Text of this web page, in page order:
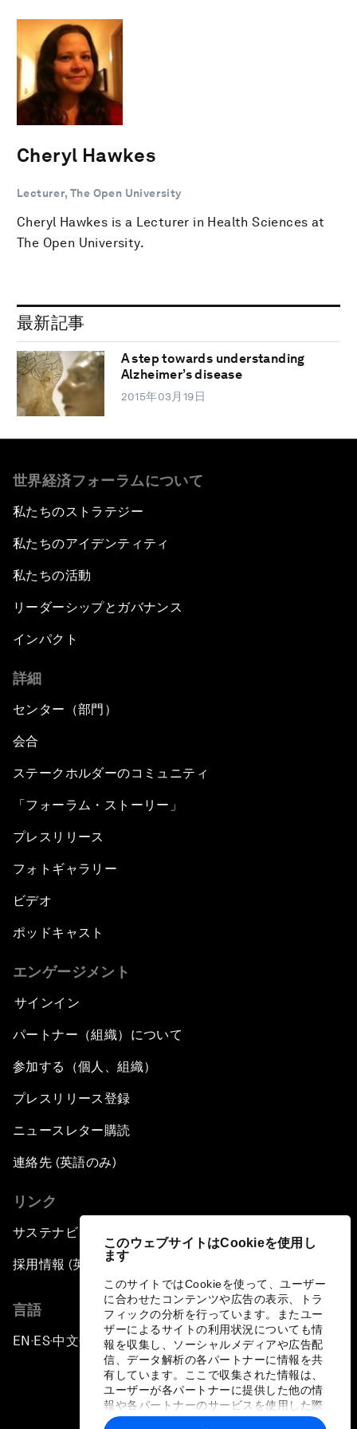
このウェブサイトはCookieを使用し
ます
このサイトではCookieを使って、ユーザー
に合わせたコンテンツや広告の表示、トラ
フィックの分析を行っています。またユー
ザーによるサイトの利用状況についても情
報を収集し、ソーシャルメディアや広告配
信、データ解析の各パートナーに情報を共
有しています。ここで収集された情報は、
ユーザーが各パートナーに提供した他の情
報や各パートナーのサービスを使用した際
に収集された情報と組み合わされ、各パー
Cheryl Hawkes
Lecturer, The Open University
Cheryl Hawkes is a Lecturer in Health Sciences at
The Open University.
最新記事
A step towards understanding
Alzheimer’s disease
2015年03月19日
世界経済フォーラムについて
私たちのストラテジー
私たちのアイデンティティ
私たちの活動
リーダーシップとガバナンス
インパクト
詳細
センター（部門）
会合
ステークホルダーのコミュニティ
「フォーラム・ストーリー」
プレスリリース
フォトギャラリー
ビデオ
ポッドキャスト
エンゲージメント
サインイン
パートナー（組織）について
参加する（個人、組織）
プレスリリース登録
ニュースレター購読
連絡先 (英語のみ)
リンク
サステナビリティへの取り組み
採用情報 (英語のみ)
言語
EN ▪ES▪中文▪ 日本語